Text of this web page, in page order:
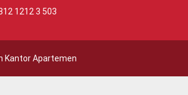
1212 3 503
Kantor Apartemen